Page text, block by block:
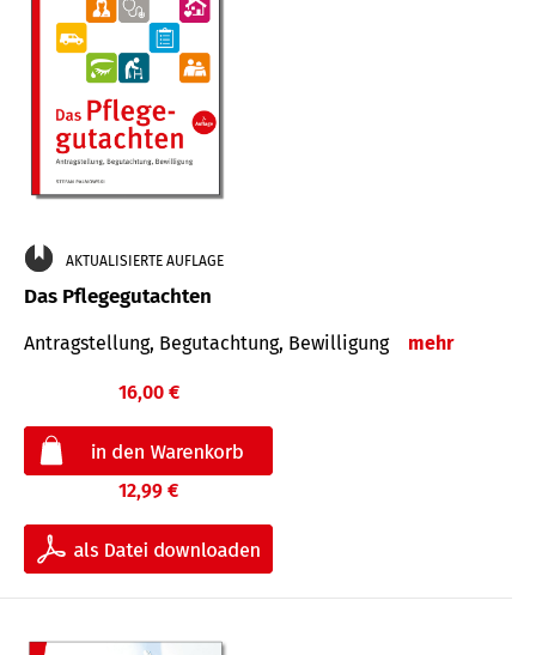
AKTUALISIERTE AUFLAGE
Das Pflegegutachten
Antragstellung, Begutachtung, Bewilligung mehr
16,00 €
12,99 €